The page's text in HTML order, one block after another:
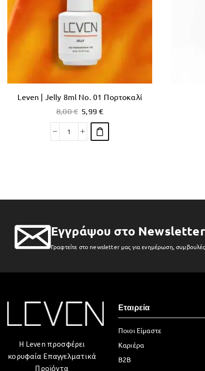
Leven | Jelly 8ml No. 01 Πορτοκαλί
8,00€ 5,99€
Εγγράψου στο
Γραφτείτε στο newsletter μας για ενημέρωση, συμβουλές
Η Leven προσφέρει
κορυφαία Επαγγελματικά
Προϊόντα
Εταιρεία
Ποιοι Είμαστε
Καριέρα
B2B